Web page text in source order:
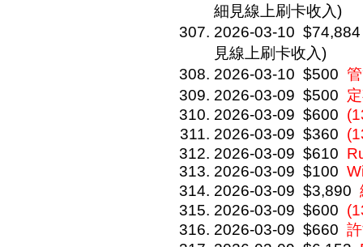
細見線上刷卡收入)
2026-03-10 $74,884
見線上刷卡收入)
2026-03-10 $500
2026-03-09 $500
2026-03-09 $600
2026-03-09 $360
2026-03-09 $610
2026-03-09 $100
2026-03-09 $3,890
2026-03-09 $600
2026-03-09 $660